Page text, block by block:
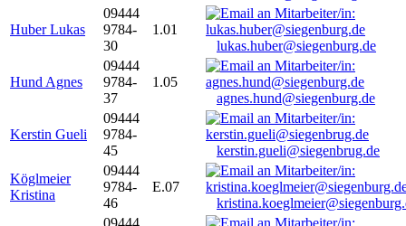
Huber Lukas
09444
9784-
30
1.01
lukas.huber@siegenburg.de
Hund Agnes
09444
9784-
37
1.05
agnes.hund@siegenburg.de
Kerstin Gueli
09444
9784-
45
kerstin.gueli@siegenbrug.de
Köglmeier
Kristina
09444
9784-
46
E.07